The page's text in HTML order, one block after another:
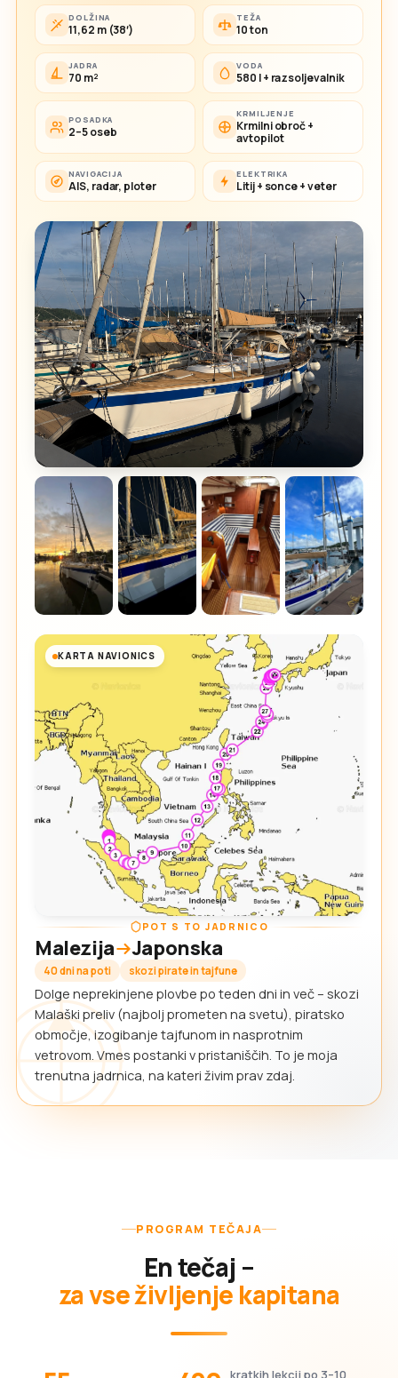
DOLŽINA
11,62 m (38′)
TEŽA
10 ton
JADRA
70 m²
VODA
580 l + razsoljevalnik
POSADKA
2–5 oseb
KRMILJENJE
Krmilni obroč +
avtopilot
NAVIGACIJA
AIS, radar, ploter
ELEKTRIKA
Litij + sonce + veter
KARTA NAVIONICS
POT S TO JADRNICO
Malezija Japonska
40 dni na poti skozi pirate in tajfune
Dolge neprekinjene plovbe po teden dni in več – skozi
Malaški preliv (najbolj prometen na svetu), piratsko
območje, izogibanje tajfunom in nasprotnim
vetrovom. Vmes postanki v pristaniščih. To je moja
trenutna jadrnica, na kateri živim prav zdaj.
PROGRAM TEČAJA
En tečaj –
za vse življenje kapitana
kratkih lekcij po 3–10